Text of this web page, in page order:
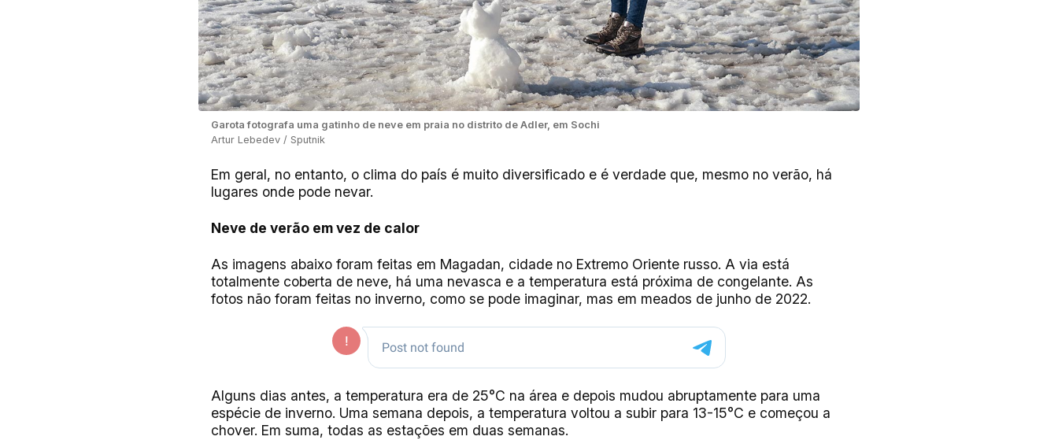
Garota fotografa uma gatinho de neve em praia no distrito de Adler, em Sochi
Artur Lebedev / Sputnik
Em geral, no entanto, o clima do país é muito diversificado e é verdade que, mesmo no verão, há
lugares onde pode nevar.
Neve de verão em vez de calor
As imagens abaixo foram feitas em Magadan, cidade no Extremo Oriente russo. A via está
totalmente coberta de neve, há uma nevasca e a temperatura está próxima de congelante. As
fotos não foram feitas no inverno, como se pode imaginar, mas em meados de junho de 2022.
Alguns dias antes, a temperatura era de 25°C na área e depois mudou abruptamente para uma
espécie de inverno. Uma semana depois, a temperatura voltou a subir para 13-15°C e começou a
chover. Em suma, todas as estações em duas semanas.